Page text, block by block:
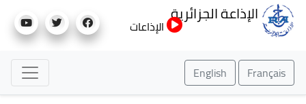
إلى
الإذاعة الجزائرية
الإذاعات
Français
English